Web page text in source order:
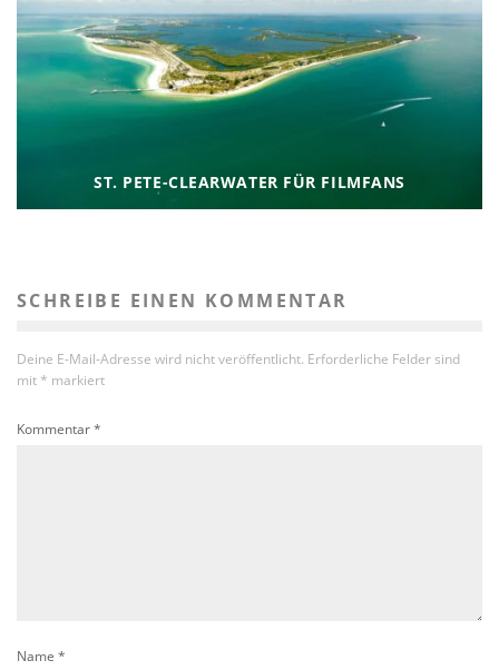
ST. PETE-CLEARWATER FÜR FILMFANS
SCHREIBE EINEN KOMMENTAR
Deine E-Mail-Adresse wird nicht veröffentlicht. Erforderliche Felder sind
mit * markiert
Kommentar*
Name *